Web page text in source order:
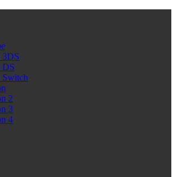
3DS
DS
Switch
2
3
4